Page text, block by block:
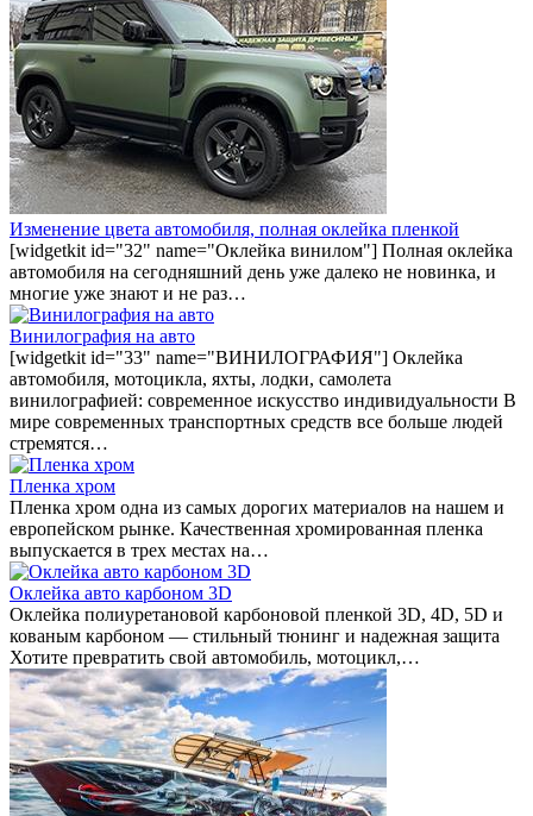
Изменение цвета автомобиля, полная оклейка пленкой
[widgetkit id="32" name="Оклейка винилом"] Полная оклейка
автомобиля на сегодняшний день уже далеко не новинка, и
многие уже знают и не раз…
Винилография на авто
[widgetkit id="33" name="ВИНИЛОГРАФИЯ"] Оклейка
автомобиля, мотоцикла, яхты, лодки, самолета
винилографией: современное искусство индивидуальности В
мире современных транспортных средств все больше людей
стремятся…
Пленка хром
Пленка хром одна из самых дорогих материалов на нашем и
европейском рынке. Качественная хромированная пленка
выпускается в трех местах на…
Оклейка авто карбоном 3D
Оклейка полиуретановой карбоновой пленкой 3D, 4D, 5D и
кованым карбоном — стильный тюнинг и надежная защита
Хотите превратить свой автомобиль, мотоцикл,…